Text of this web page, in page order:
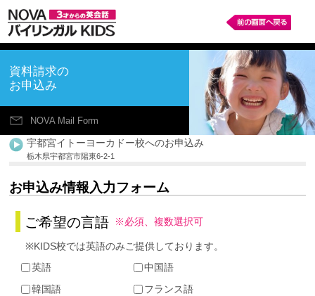
資料請求の
お申込み
NOVA Mail Form
宇都宮イトーヨーカドー校へのお申込み
栃木県宇都宮市陽東6-2-1
お申込み情報入力フォーム
ご希望の言語 ※必須、複数選択可
※KIDS校では英語のみご提供しております。
英語
中国語
韓国語
フランス語